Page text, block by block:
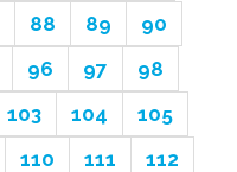
88 89
90
96 97
98
103 104
105
110 111
112